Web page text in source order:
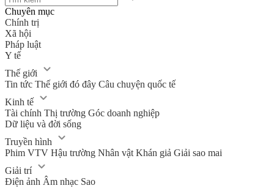
Chuyên mục
Chính trị
Xã hội
Pháp luật
Y tế
Thế giới
Tin tức Thế giới đó đây Câu chuyện quốc tế
Kinh tế
Tài chính Thị trường Góc doanh nghiệp
Dữ liệu và đời sống
Truyền hình
Phim VTV Hậu trường Nhân vật Khán giả Giải sao mai
Giải trí
Điện ảnh Âm nhạc Sao